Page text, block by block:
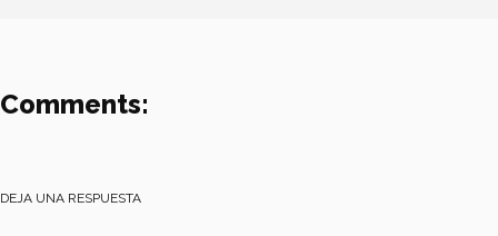
Comments:
DEJA UNA RESPUESTA